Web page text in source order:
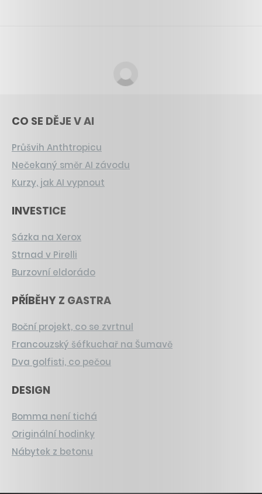
CO SE DĚJE V AI
Průšvih Anthtropicu
Nečekaný směr AI závodu
Kurzy, jak AI vypnout
INVESTICE
Sázka na Xerox
Strnad v Pirelli
Burzovní eldorádo
PŘÍBĚHY Z GASTRA
Boční projekt, co se zvrtnul
Francouzský šéfkuchař na Šumavě
Dva golfisti, co pečou
DESIGN
Bomma není tichá
Originální hodinky
Nábytek z betonu